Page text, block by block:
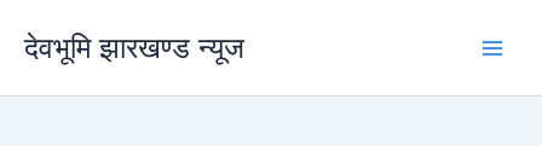
content
देवभूमि झारखण्ड न्यूज